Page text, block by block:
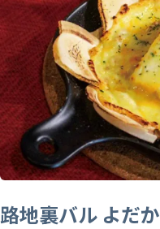
路地裏バル よだか